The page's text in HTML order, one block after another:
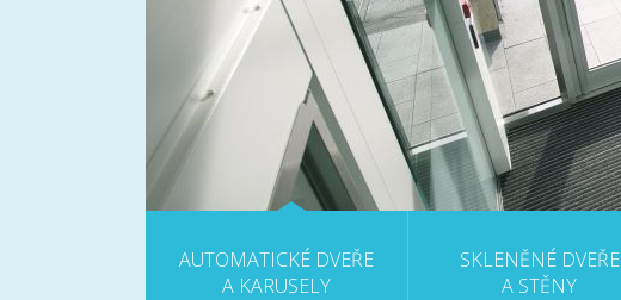
AUTOMATICKÉ DVEŘE
A KARUSELY
SKLENĚNÉ DVEŘE
A STĚNY